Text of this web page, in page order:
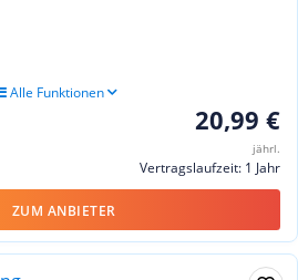
Alle Funktionen
20,99 €
jährl.
Vertragslaufzeit: 1 Jahr
ZUM ANBIETER